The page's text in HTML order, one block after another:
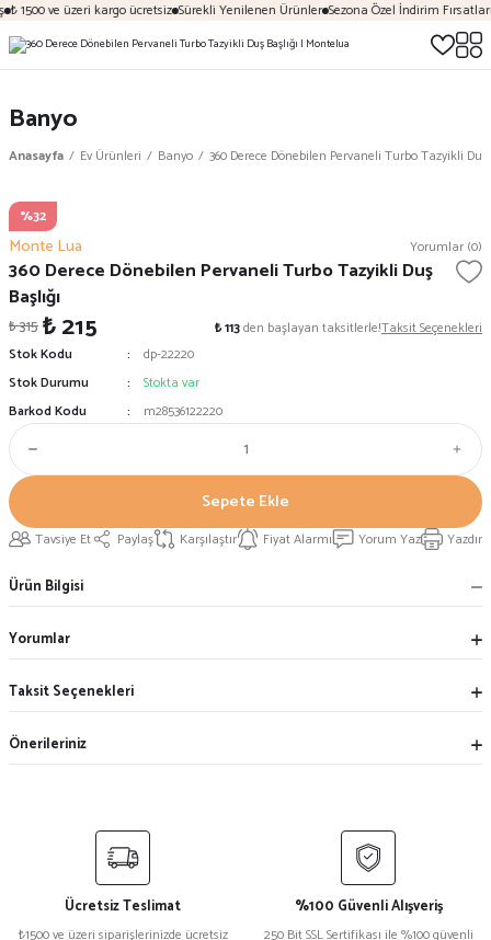
₺ 1500 ve üzeri kargo ücretsiz Sürekli Yenilenen Ürünler Sezona Özel İndirim Fırsatları
Banyo
Anasayfa Ev Ürünleri Banyo 360 Derece Dönebilen Pervaneli Turbo Tazyikli Duş
%32
Monte Lua Yorumlar (0)
360 Derece Dönebilen Pervaneli Turbo Tazyikli Duş
Başlığı
₺ 315₺ 215 ₺ 113den başlayan taksitlerle!Taksit Seçenekleri
Stok Kodu
dp-22220
Stok Durumu
Stokta var
Barkod Kodu
m28536122220
Sepete Ekle
Tavsiye Et Paylaş Karşılaştır Fiyat Alarmı Yorum Yaz Yazdır
Ürün Bilgisi
Yorumlar
Taksit Seçenekleri
Önerileriniz
Ücretsiz Teslimat
₺1500 ve üzeri siparişlerinizde ücretsiz
%100 Güvenli Alışveriş
250 Bit SSL Sertifikası ile %100 güvenli